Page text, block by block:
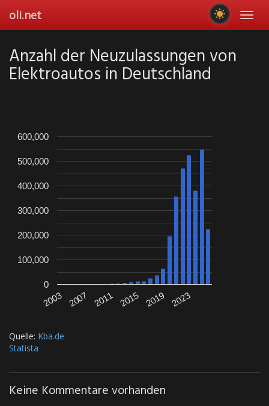
main
oli.net
Anzahl der Neuzulassungen von
Elektroautos in Deutschland
2003 2007 2011 2015 2019 2023
0
100,000
200,000
300,000
400,000
500,000
600,000
Quelle: Kba.de
Statista
Keine Kommentare vorhanden